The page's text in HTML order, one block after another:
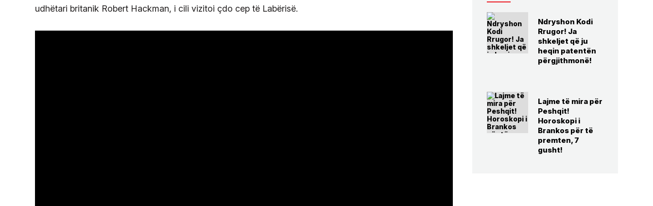
udhëtari britanik Robert Hackman, i cili vizitoi çdo cep të Labërisë.
Ndryshon Kodi
Rrugor! Ja
shkeljet që ju
heqin patentën
përgjithmonë!
Lajme të mira për
Peshqit!
Horoskopi i
Brankos për të
premten, 7
gusht!